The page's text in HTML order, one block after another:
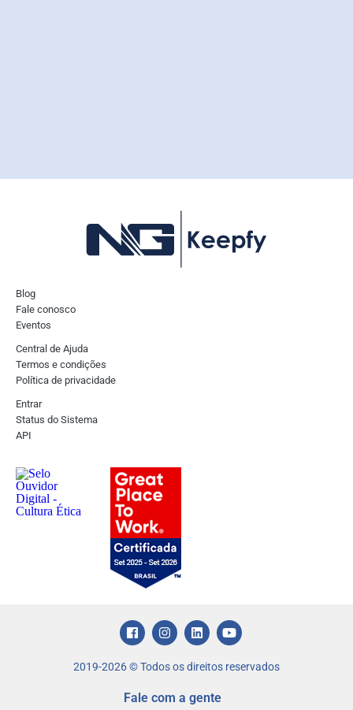
Blog
Fale conosco
Eventos
Central de Ajuda
Termos e condições
Política de privacidade
Entrar
Status do Sistema
API
2019-2026 ©️ Todos os direitos reservados
Fale com a gente